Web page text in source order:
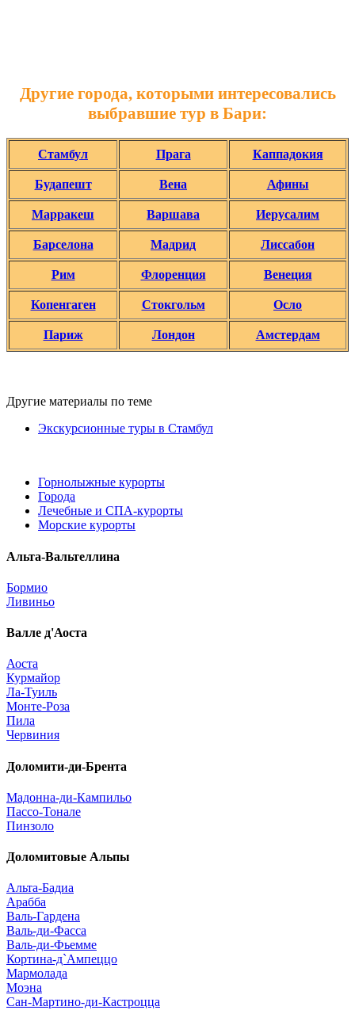
Другие города, которыми интересовались
выбравшие тур в Бари:
Стамбул Прага Каппадокия
Будапешт Вена Афины
Марракеш Варшава Иерусалим
Барселона Мадрид Лиссабон
Рим Флоренция Венеция
Копенгаген Стокгольм Осло
Париж Лондон Амстердам
Другие материалы по теме
Экскурсионные туры в Стамбул
Горнолыжные курорты
Города
Лечебные и СПА-курорты
Морские курорты
Альта-Вальтеллина
Бормио
Ливиньо
Валле д'Аоста
Аоста
Курмайор
Ла-Туиль
Монте-Роза
Пила
Червиния
Доломити-ди-Брента
Мадонна-ди-Кампильо
Пассо-Тонале
Пинзоло
Доломитовые Альпы
Альта-Бадиа
Арабба
Валь-Гардена
Валь-ди-Фасса
Валь-ди-Фьемме
Кортина-д`Ампеццо
Мармолада
Моэна
Сан-Мартино-ди-Кастроцца